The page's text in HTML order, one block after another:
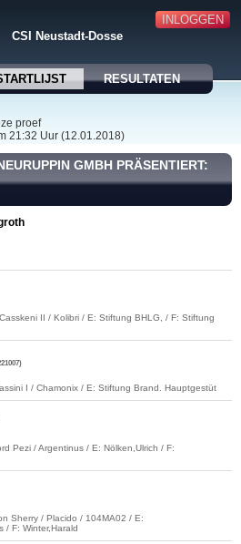
INLOGGEN
CSI Neustadt-Dosse
RESULTATEN
proef
21:32 Uur (12.01.2018)
GMBH PRÄSENTIERT:
II / Kolibri / E: Stiftung BHLG, / F: Stiftung
I / Chamonix / E: Stiftung Brand. Hauptgestüt
Pezi / Argentinus / E: Nölken,Ulrich / F:
Sherry / Placido / 104MA02 / E:
/ F: Winter,Harald